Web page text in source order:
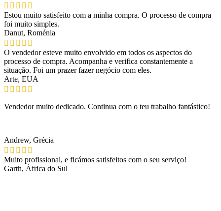
Estou muito satisfeito com a minha compra. O processo de compra
foi muito simples.
Danut, Roménia
O vendedor esteve muito envolvido em todos os aspectos do
processo de compra. Acompanha e verifica constantemente a
situação. Foi um prazer fazer negócio com eles.
Arte, EUA
Vendedor muito dedicado. Continua com o teu trabalho fantástico!
Andrew, Grécia
Muito profissional, e ficámos satisfeitos com o seu serviço!
Garth, África do Sul